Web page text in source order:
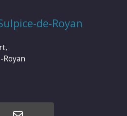
de-Royan
Royan